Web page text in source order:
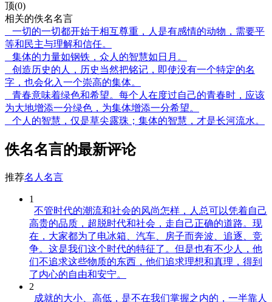
顶(0)
相关的佚名名言
一切的一切都开始于相互尊重，人是有感情的动物，需要平
等和民主与理解和信任。
集体的力量如钢铁，众人的智慧如日月。
创造历史的人，历史当然把铭记，即使没有一个特定的名
字，也会化入一个崇高的集体。
青春意味着绿色和希望。每个人在度过自己的青春时，应该
为大地增添一分绿色，为集体增添一分希望。
个人的智慧，仅是草尖露珠；集体的智慧，才是长河流水。
佚名名言的最新评论
推荐名人名言
1
不管时代的潮流和社会的风尚怎样，人总可以凭着自己
高贵的品质，超脱时代和社会，走自己正确的道路。现
在，大家都为了电冰箱、汽车、房子而奔波、追逐、竞
争。这是我们这个时代的特征了。但是也有不少人，他
们不追求这些物质的东西，他们追求理想和真理，得到
了内心的自由和安宁。
2
成就的大小、高低，是不在我们掌握之内的，一半靠人